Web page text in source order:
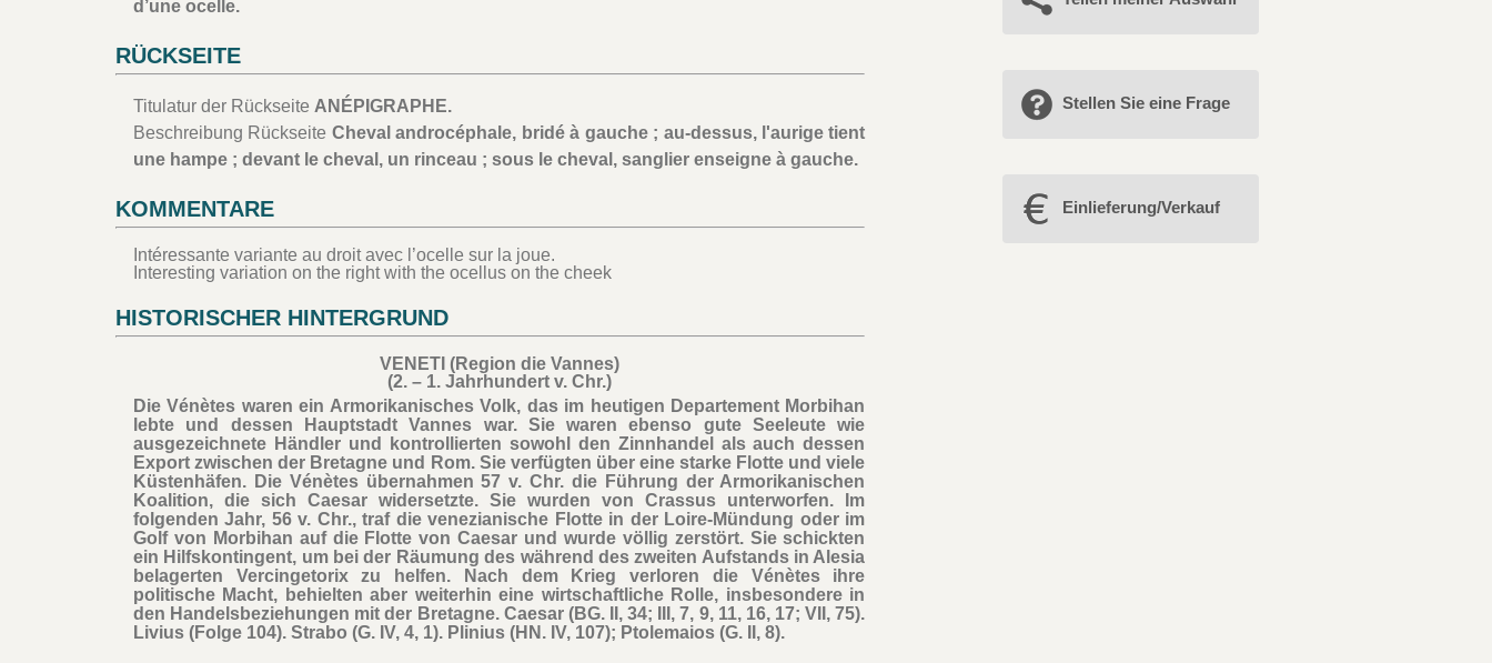
d’une ocelle.
RÜCKSEITE
Titulatur der Rückseite ANÉPIGRAPHE.
Beschreibung Rückseite Cheval androcéphale, bridé à gauche ; au-dessus, l'aurige tient
une hampe ; devant le cheval, un rinceau ; sous le cheval, sanglier enseigne à gauche.
KOMMENTARE
Intéressante variante au droit avec l’ocelle sur la joue.
Interesting variation on the right with the ocellus on the cheek
HISTORISCHER HINTERGRUND
VENETI (Region die Vannes)
(2. – 1. Jahrhundert v. Chr.)
Die Vénètes waren ein Armorikanisches Volk, das im heutigen Departement Morbihan
lebte und dessen Hauptstadt Vannes war. Sie waren ebenso gute Seeleute wie
ausgezeichnete Händler und kontrollierten sowohl den Zinnhandel als auch dessen
Export zwischen der Bretagne und Rom. Sie verfügten über eine starke Flotte und viele
Küstenhäfen. Die Vénètes übernahmen 57 v. Chr. die Führung der Armorikanischen
Koalition, die sich Caesar widersetzte. Sie wurden von Crassus unterworfen. Im
folgenden Jahr, 56 v. Chr., traf die venezianische Flotte in der Loire-Mündung oder im
Golf von Morbihan auf die Flotte von Caesar und wurde völlig zerstört. Sie schickten
ein Hilfskontingent, um bei der Räumung des während des zweiten Aufstands in Alesia
belagerten Vercingetorix zu helfen. Nach dem Krieg verloren die Vénètes ihre
politische Macht, behielten aber weiterhin eine wirtschaftliche Rolle, insbesondere in
den Handelsbeziehungen mit der Bretagne. Caesar (BG. II, 34; III, 7, 9, 11, 16, 17; VII, 75).
Livius (Folge 104). Strabo (G. IV, 4, 1). Plinius (HN. IV, 107); Ptolemaios (G. II, 8).
Stellen Sie eine Frage
Einlieferung/Verkauf